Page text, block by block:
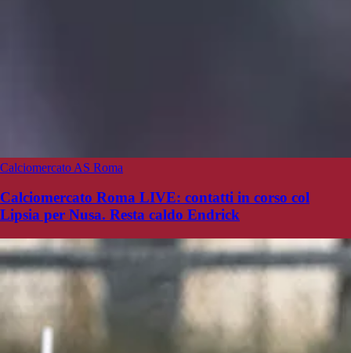
Calciomercato AS Roma
Calciomercato Roma LIVE: contatti in corso col
Lipsia per Nusa. Resta caldo Endrick